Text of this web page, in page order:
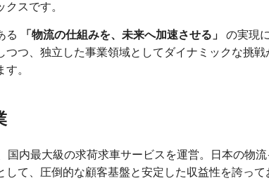
クスです。
る 「物流の仕組みを、未来へ加速させる」
の実現
つつ、独立した事業領域としてダイナミックな挑
。
国内最大級の求荷求車サービスを運営。日本の物
して、圧倒的な顧客基盤と安定した収益性を誇っ